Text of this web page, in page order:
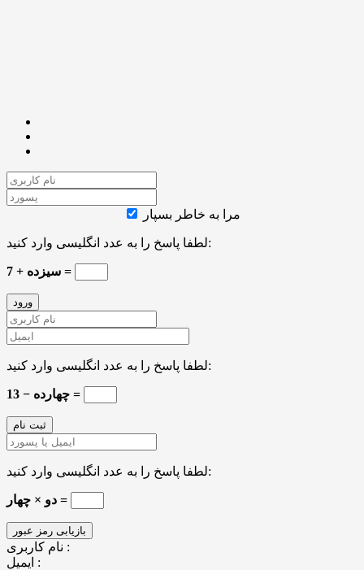
مرا به خاطر بسپار
لطفا پاسخ را به عدد انگلیسی وارد کنید:
7 + سیزده =
لطفا پاسخ را به عدد انگلیسی وارد کنید:
چهارده − 13 =
لطفا پاسخ را به عدد انگلیسی وارد کنید:
دو × چهار =
نام کاربری :
ایمیل :